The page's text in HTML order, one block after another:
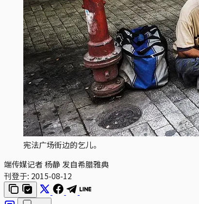
宪法广场街边的乞儿。
端传媒记者 杨静 发自希腊雅典
刊登于: 2015-08-12